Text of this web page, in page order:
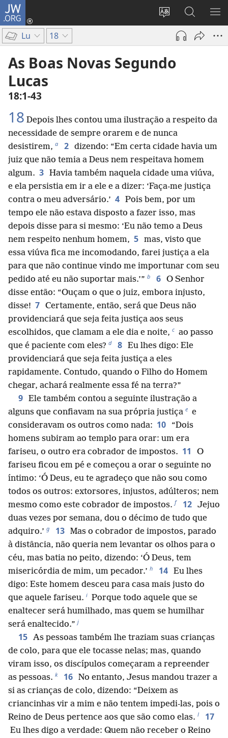
JW.ORG
Mudar
idioma
do
site
Log
janela)
Buscar
no
JW.ORG
Lu 18
As Boas Novas Segundo
Lucas
18:1-43
18 Depois lhes contou uma ilustração a respeito da
necessidade de sempre orarem e de nunca
desistirem, a 2 dizendo: “Em certa cidade havia um
juiz que não temia a Deus nem respeitava homem
algum. 3 Havia também naquela cidade uma viúva,
e ela persistia em ir a ele e a dizer: ‘Faça-me justiça
contra o meu adversário.’ 4 Pois bem, por um
tempo ele não estava disposto a fazer isso, mas
depois disse para si mesmo: ‘Eu não temo a Deus
nem respeito nenhum homem, 5 mas, visto que
essa viúva fica me incomodando, farei justiça a ela
para que não continue vindo me importunar com seu
pedido até eu não suportar mais.’” b 6 O Senhor
disse então: “Ouçam o que o juiz, embora injusto,
disse! 7 Certamente, então, será que Deus não
providenciará que seja feita justiça aos seus
escolhidos, que clamam a ele dia e noite, c ao passo
que é paciente com eles? d 8 Eu lhes digo: Ele
providenciará que seja feita justiça a eles
rapidamente. Contudo, quando o Filho do Homem
chegar, achará realmente essa fé na terra?”
9 Ele também contou a seguinte ilustração a
alguns que confiavam na sua própria justiça e e
consideravam os outros como nada: 10
“Dois
homens subiram ao templo para orar: um era
fariseu, o outro era cobrador de impostos. 11
O
fariseu ficou em pé e começou a orar o seguinte no
íntimo: ‘Ó Deus, eu te agradeço que não sou como
todos os outros: extorsores, injustos, adúlteros; nem
mesmo como este cobrador de impostos. f 12 Jejuo
duas vezes por semana, dou o décimo de tudo que
adquiro.’ g 13 Mas o cobrador de impostos, parado
à distância, não queria nem levantar os olhos para o
céu, mas batia no peito, dizendo: ‘Ó Deus, tem
misericórdia de mim, um pecador.’ h 14 Eu lhes
digo: Este homem desceu para casa mais justo do
que aquele fariseu. i Porque todo aquele que se
enaltecer será humilhado, mas quem se humilhar
será enaltecido.” j
15 As pessoas também lhe traziam suas crianças
de colo, para que ele tocasse nelas; mas, quando
viram isso, os discípulos começaram a repreender
as pessoas. k 16 No entanto, Jesus mandou trazer a
si as crianças de colo, dizendo: “Deixem as
criancinhas vir a mim e não tentem impedi-las, pois o
Reino de Deus pertence aos que são como elas. l 17
Eu lhes digo a verdade: Quem não receber o Reino